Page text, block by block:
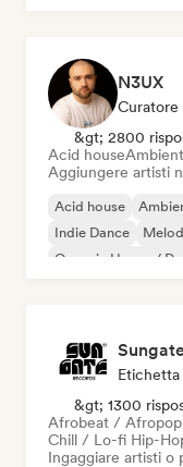
N3UX
Curatore
&gt; 2800
Acid houseAmbient
Aggiungere artisti
Acid house
Indie Dance
Organic House /
Etichetta
&gt; 1300
Afrobeat / Afropop
Chill / Lo-fi Hip-
Ingaggiare artisti o